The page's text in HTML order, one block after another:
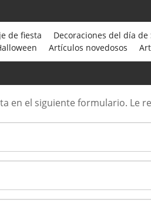
de fiesta Decoraciones del día de
Artículos novedosos
en el siguiente formulario. Le